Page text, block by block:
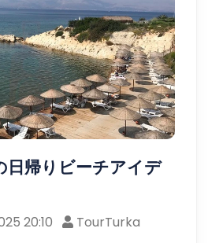
日帰りビーチアイデ
20:10
TourTurka